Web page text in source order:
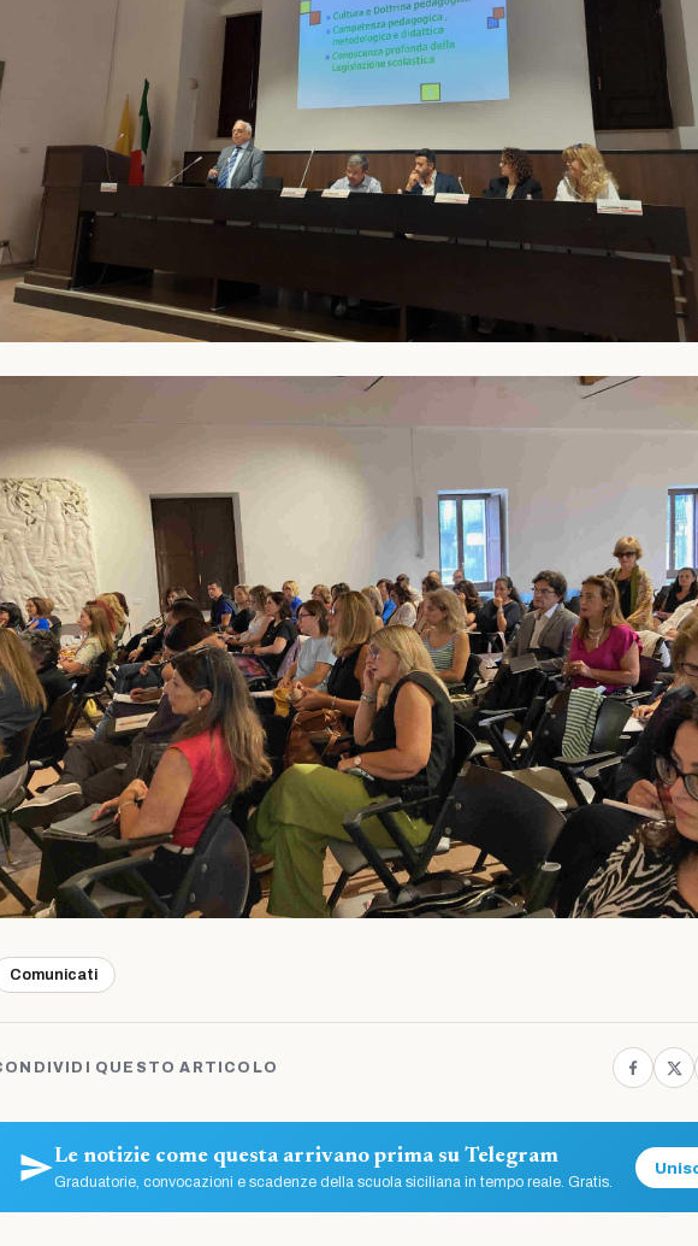
Comunicati
QUESTO ARTICOLO
Le notizie come questa arrivano prima su Telegram
Graduatorie, convocazioni e scadenze della scuola siciliana in tempo reale. Gratis.